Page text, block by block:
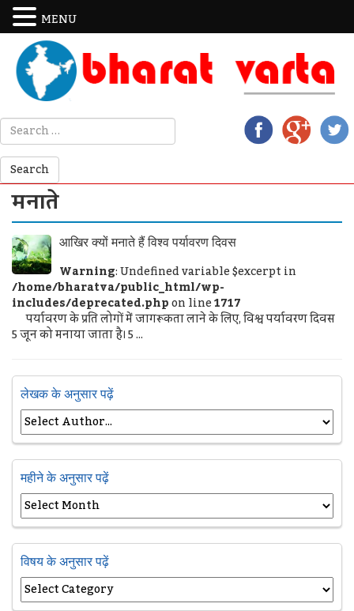
मनाते
आखिर क्यों मनाते हैं विश्व पर्यावरण दिवस
Warning: Undefined variable $excerpt in
/home/bharatva/public_html/wp-
includes/deprecated.phpon line1717
पर्यावरण के प्रति लोगों में जागरूकता लाने के लिए, विश्व पर्यावरण दिवस
5 जून को मनाया जाता है। 5 ...
लेखक के अनुसार पढ़ें
महीने के अनुसार पढ़ें
विषय के अनुसार पढ़ें
MENU